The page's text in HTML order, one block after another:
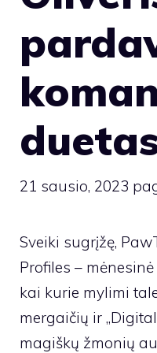
21 sausio, 2023
Sveiki sugrįžę,
Profiles –
kai kurie mylimi
mergaičių ir
magiškų žmonių